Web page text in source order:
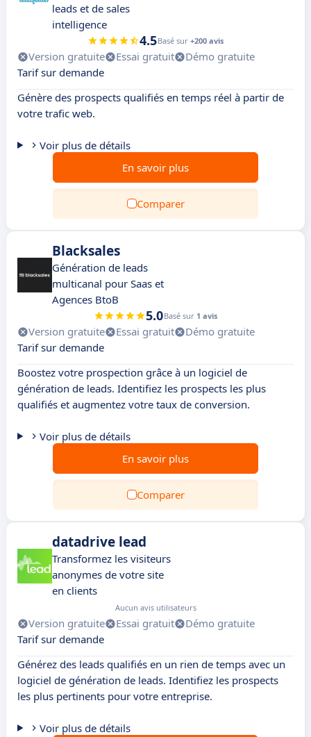
leads et de sales
intelligence
4.5Basé sur +200 avis
Version gratuite Essai gratuit
Démo gratuite
Tarif sur demande
Génère des prospects qualifiés en temps réel à partir de
votre trafic web.
Voir plus de détails
En savoir plus
Comparer
Blacksales
Génération de leads
multicanal pour Saas et
Agences BtoB
5.0Basé sur 1 avis
Version gratuite Essai gratuit
Démo gratuite
Tarif sur demande
Boostez votre prospection grâce à un logiciel de
génération de leads. Identifiez les prospects les plus
qualifiés et augmentez votre taux de conversion.
Voir plus de détails
En savoir plus
Comparer
datadrive lead
Transformez les visiteurs
anonymes de votre site
en clients
Aucun avis utilisateurs
Version gratuite Essai gratuit
Démo gratuite
Tarif sur demande
Générez des leads qualifiés en un rien de temps avec un
logiciel de génération de leads. Identifiez les prospects
les plus pertinents pour votre entreprise.
Voir plus de détails